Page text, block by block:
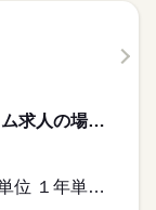
190,000円〜310,000円 ※フルタイム求人の場合は月額（換算額）、パート求人の場合は時間額を表示しています。
変形労働時間制 変形労働時間制の単位 １年単位 就業時間１ 9時00分〜18時00分